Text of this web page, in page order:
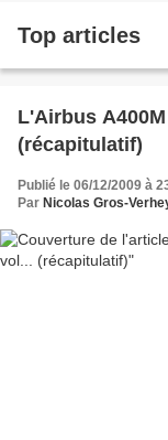
Top articles
L'Airbus
(récapitulatif)
Publié le 06/12/2009 à
Par Nicolas Gros-